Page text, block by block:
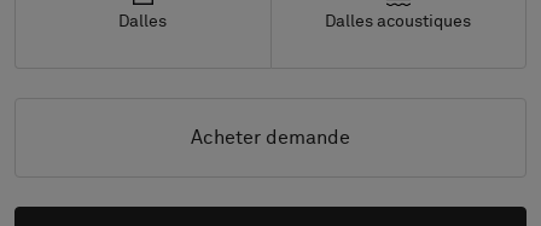
Dalles Dalles acoustiques
Acheter demande